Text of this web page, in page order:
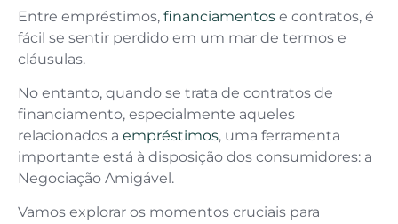
Entre empréstimos, financiamentos e contratos, é
fácil se sentir perdido em um mar de termos e
cláusulas.
No entanto, quando se trata de contratos de
financiamento, especialmente aqueles
relacionados a empréstimos, uma ferramenta
importante está à disposição dos consumidores: a
Negociação Amigável.
Vamos explorar os momentos cruciais para